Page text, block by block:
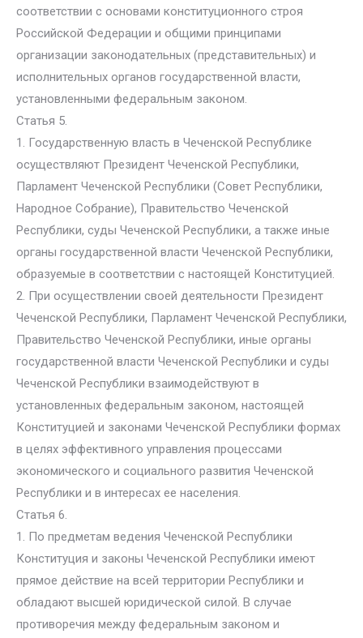
соответствии с основами конституционного строя
Российской Федерации и общими принципами
организации законодательных (представительных) и
исполнительных органов государственной власти,
установленными федеральным законом.
Статья 5.
1. Государственную власть в Чеченской Республике
осуществляют Президент Чеченской Республики,
Парламент Чеченской Республики (Совет Республики,
Народное Собрание), Правительство Чеченской
Республики, суды Чеченской Республики, а также иные
органы государственной власти Чеченской Республики,
образуемые в соответствии с настоящей Конституцией.
2. При осуществлении своей деятельности Президент
Чеченской Республики, Парламент Чеченской Республики,
Правительство Чеченской Республики, иные органы
государственной власти Чеченской Республики и суды
Чеченской Республики взаимодействуют в
установленных федеральным законом, настоящей
Конституцией и законами Чеченской Республики формах
в целях эффективного управления процессами
экономического и социального развития Чеченской
Республики и в интересах ее населения.
Статья 6.
1. По предметам ведения Чеченской Республики
Конституция и законы Чеченской Республики имеют
прямое действие на всей территории Республики и
обладают высшей юридической силой. В случае
противоречия между федеральным законом и